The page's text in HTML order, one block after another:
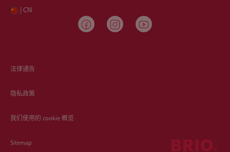
| CN
法律通告
隐私政策
我们使用的 cookie 概览
Sitemap